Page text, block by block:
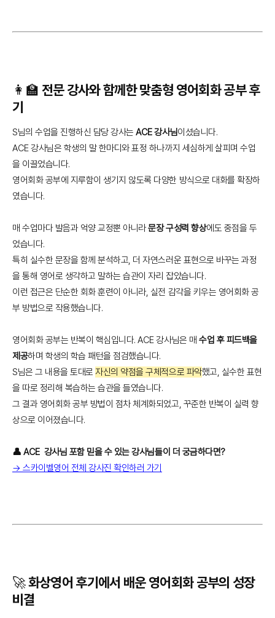
👩‍🏫 전문 강사와 함께한 맞춤형 영어회화 공부 후
기
S님의 수업을 진행하신 담당 강사는ACE 강사님이셨습니다.
ACE 강사님은 학생의 말 한마디와 표정 하나까지 세심하게 살피며 수업
을 이끌었습니다.
영어회화 공부에 지루함이 생기지 않도록 다양한 방식으로 대화를 확장하
였습니다.
매 수업마다 발음과 억양 교정뿐 아니라문장 구성력 향상에도 중점을 두
었습니다.
특히 실수한 문장을 함께 분석하고, 더 자연스러운 표현으로 바꾸는 과정
을 통해 영어로 생각하고 말하는 습관이 자리 잡았습니다.
이런 접근은 단순한 회화 훈련이 아니라, 실전 감각을 키우는 영어회화 공
부 방법으로 작용했습니다.
영어회화 공부는 반복이 핵심입니다. ACE 강사님은 매수업 후 피드백을
제공하며 학생의 학습 패턴을 점검했습니다.
S님은 그 내용을 토대로자신의 약점을 구체적으로 파악했고, 실수한 표현
을 따로 정리해 복습하는 습관을 들였습니다.
그 결과 영어회화 공부 방법이 점차 체계화되었고, 꾸준한 반복이 실력 향
상으로 이어졌습니다.
👤 ACE 강사님 포함 믿을 수 있는 강사님들이 더 궁금하다면?
→ 스카이벨영어 전체 강사진 확인하러 가기
🚀 화상영어 후기에서 배운 영어회화 공부의 성장
비결